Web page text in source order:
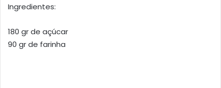
Ingredientes:
180 gr de açúcar
90 gr de farinha